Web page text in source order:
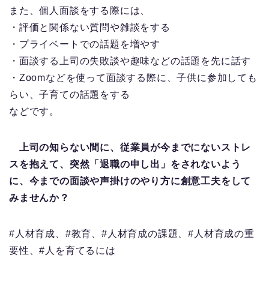
また、個人面談をする際には、
・評価と関係ない質問や雑談をする
・プライベートでの話題を増やす
・面談する上司の失敗談や趣味などの話題を先に話す
・Zoomなどを使って面談する際に、子供に参加しても
らい、子育ての話題をする
などです。
上司の知らない間に、従業員が今までにないストレ
スを抱えて、突然「退職の申し出」をされないよう
に、今までの面談や声掛けのやり方に創意工夫をして
みませんか？
#人材育成、#教育、#人材育成の課題、#人材育成の重
要性、#人を育てるには